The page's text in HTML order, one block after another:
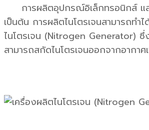
การผลิตอุปกรณ์อิเล็กทรอนิกส์ แล
เป็นต้น การผลิตไนโตรเจนสามารถทำ
ไนโตรเจน (Nitrogen Generator)
สามารถสกัดไนโตรเจนออกจากอากา